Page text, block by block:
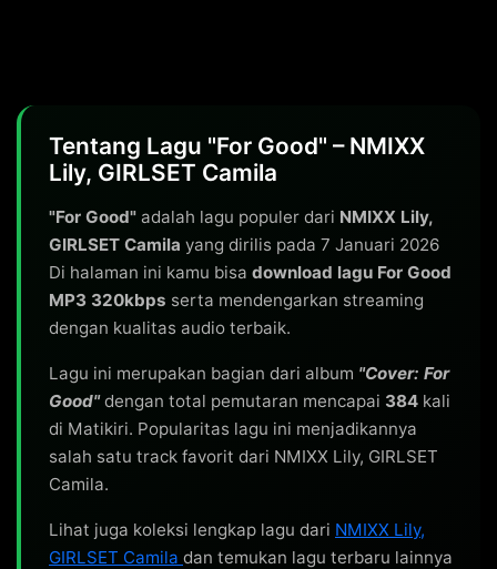
Tentang Lagu "For Good" – NMIXX
Lily, GIRLSET Camila
"For Good" adalah lagu populer dari NMIXX Lily,
GIRLSET Camila yang dirilis pada 7 Januari 2026
Di halaman ini kamu bisa download lagu For Good
MP3 320kbps serta mendengarkan streaming
dengan kualitas audio terbaik.
Lagu ini merupakan bagian dari album "Cover: For
Good"dengan total pemutaran mencapai 384 kali
di Matikiri. Popularitas lagu ini menjadikannya
salah satu track favorit dari NMIXX Lily, GIRLSET
Camila.
Lihat juga koleksi lengkap lagu dari NMIXX Lily,
GIRLSET Camila dan temukan lagu terbaru lainnya